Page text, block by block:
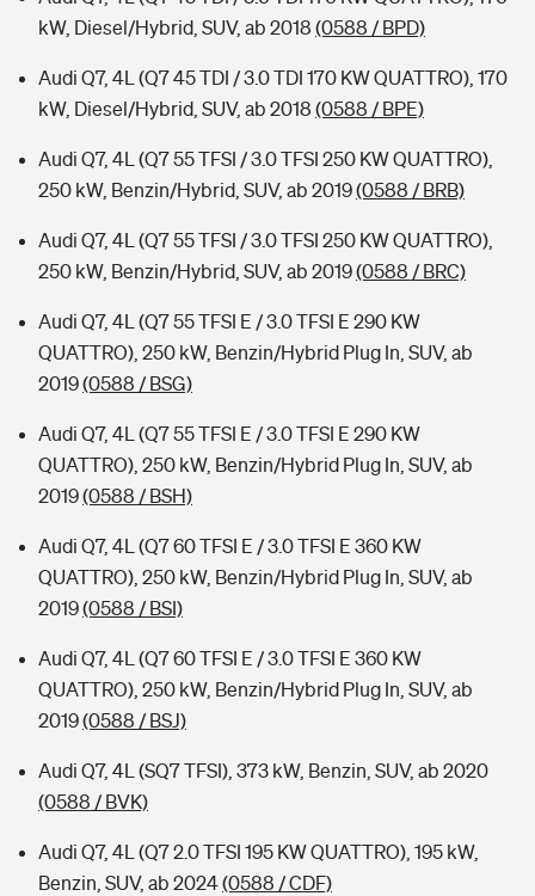
kW, Diesel/Hybrid, SUV, ab 2018 (0588 / BPD)
Audi Q7, 4L (Q7 45 TDI / 3.0 TDI 170 KW QUATTRO), 170
kW, Diesel/Hybrid, SUV, ab 2018 (0588 / BPE)
Audi Q7, 4L (Q7 55 TFSI / 3.0 TFSI 250 KW QUATTRO),
250 kW, Benzin/Hybrid, SUV, ab 2019(0588 / BRB)
Audi Q7, 4L (Q7 55 TFSI / 3.0 TFSI 250 KW QUATTRO),
250 kW, Benzin/Hybrid, SUV, ab 2019(0588 / BRC)
Audi Q7, 4L (Q7 55 TFSI E / 3.0 TFSI E 290 KW
QUATTRO), 250 kW, Benzin/Hybrid Plug In, SUV, ab
2019(0588 / BSG)
Audi Q7, 4L (Q7 55 TFSI E / 3.0 TFSI E 290 KW
QUATTRO), 250 kW, Benzin/Hybrid Plug In, SUV, ab
2019(0588 / BSH)
Audi Q7, 4L (Q7 60 TFSI E / 3.0 TFSI E 360 KW
QUATTRO), 250 kW, Benzin/Hybrid Plug In, SUV, ab
2019(0588 / BSI)
Audi Q7, 4L (Q7 60 TFSI E / 3.0 TFSI E 360 KW
QUATTRO), 250 kW, Benzin/Hybrid Plug In, SUV, ab
2019(0588 / BSJ)
Audi Q7, 4L (SQ7 TFSI), 373 kW, Benzin, SUV, ab 2020
(0588 / BVK)
Audi Q7, 4L (Q7 2.0 TFSI 195 KW QUATTRO), 195 kW,
Benzin, SUV, ab 2024(0588 / CDF)